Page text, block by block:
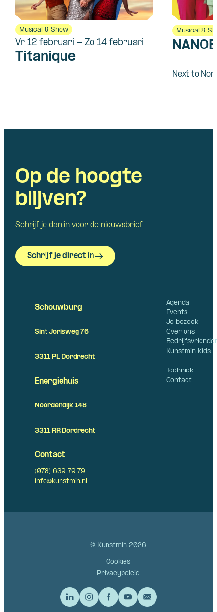
Musical & Show
Vr 12 februari - Zo 14 februari
Titanique
Musical &
Next to
Op de hoogte
blijven?
Schrijf je dan in voor de nieuwsbrief
Schrijf je direct in
Agenda
Events
Je bezoek
Over ons
Kunstmin Kids
Techniek
Contact
Schouwburg
Sint Jorisweg 76
3311 PL Dordrecht
Energiehuis
Noordendijk 148
3311 RR Dordrecht
Contact
(078) 639 79 79
info@kunstmin.nl
© Kunstmin 2026
Cookies
Privacybeleid